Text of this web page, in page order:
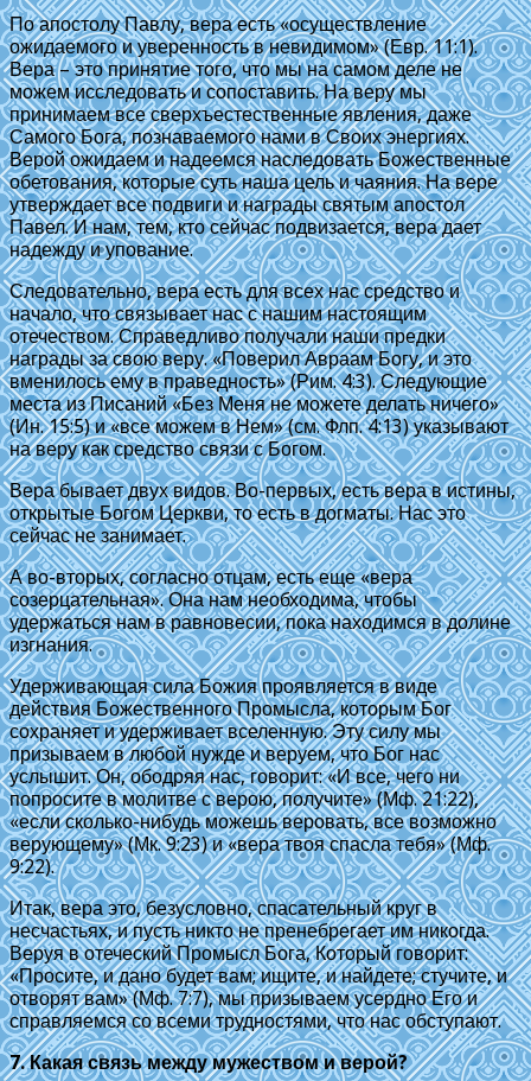
По апостолу Павлу, вера есть «осуществление
ожидаемого и уверенность в невидимом» (Евр. 11:1).
Вера – это принятие того, что мы на самом деле не
можем исследовать и сопоставить. На веру мы
принимаем все сверхъестественные явления, даже
Самого Бога, познаваемого нами в Своих энергиях.
Верой ожидаем и надеемся наследовать Божественные
обетования, которые суть наша цель и чаяния. На вере
утверждает все подвиги и награды святым апостол
Павел. И нам, тем, кто сейчас подвизается, вера дает
надежду и упование.
Следовательно, вера есть для всех нас средство и
начало, что связывает нас с нашим настоящим
отечеством. Справедливо получали наши предки
награды за свою веру. «Поверил Авраам Богу, и это
вменилось ему в праведность» (Рим. 4:3). Следующие
места из Писаний «Без Меня не можете делать ничего»
(Ин. 15:5) и «все можем в Нем» (см. Флп. 4:13) указывают
на веру как средство связи с Богом.
Вера бывает двух видов. Во-первых, есть вера в истины,
открытые Богом Церкви, то есть в догматы. Нас это
сейчас не занимает.
А во-вторых, согласно отцам, есть еще «вера
созерцательная». Она нам необходима, чтобы
удержаться нам в равновесии, пока находимся в долине
изгнания.
Удерживающая сила Божия проявляется в виде
действия Божественного Промысла, которым Бог
сохраняет и удерживает вселенную. Эту силу мы
призываем в любой нужде и веруем, что Бог нас
услышит. Он, ободряя нас, говорит: «И все, чего ни
попросите в молитве с верою, получите» (Мф. 21:22),
«если сколько-нибудь можешь веровать, все возможно
верующему» (Мк. 9:23) и «вера твоя спасла тебя» (Мф.
9:22).
Итак, вера это, безусловно, спасательный круг в
несчастьях, и пусть никто не пренебрегает им никогда.
Веруя в отеческий Промысл Бога, Который говорит:
«Просите, и дано будет вам; ищите, и найдете; стучите, и
отворят вам» (Мф. 7:7), мы призываем усердно Его и
справляемся со всеми трудностями, что нас обступают.
7. Какая связь между мужеством и верой?